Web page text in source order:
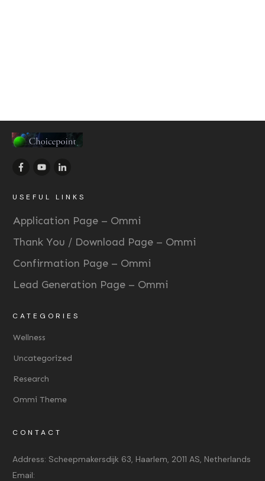
USEFUL LINKS
Application Page – Ommi
Thank You / Download Page – Ommi
Confirmation Page – Ommi
Lead Generation Page – Ommi
CATEGORIES
Wellness
Uncategorized
Research
Ommi Theme
CONTACT
Address: Scheepmakersdijk 63, Haarlem, 2011 AS, Netherlands
Email: